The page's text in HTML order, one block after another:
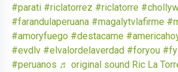
#parati #riclatorrez #riclatorre
#farandulaperuana #magalytvlafirme
#amoryfuego #destacame
#evdlv #elvalordelaverdad #foryou #fy
#peruanos ♬ original sound Ric La